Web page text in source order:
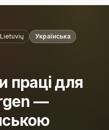
Lietuvių Українська
праці для
—